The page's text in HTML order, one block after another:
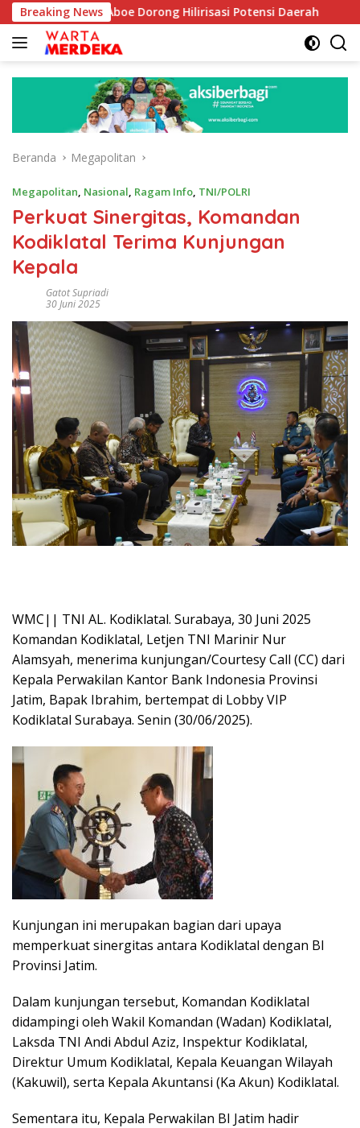
Langsung
ke
konten
Breaking News
Aboe Dorong Hilirisasi Potensi Daerah DPR
Beranda Megapolitan
Megapolitan, Nasional, Ragam Info, TNI/POLRI
Perkuat Sinergitas, Komandan
Kodiklatal Terima Kunjungan
Kepala
Gatot Supriadi
30 Juni 2025
WMC|| TNI AL. Kodiklatal. Surabaya, 30 Juni 2025
Komandan Kodiklatal, Letjen TNI Marinir Nur
Alamsyah, menerima kunjungan/Courtesy Call (CC) dari
Kepala Perwakilan Kantor Bank Indonesia Provinsi
Jatim, Bapak Ibrahim, bertempat di Lobby VIP
Kodiklatal Surabaya. Senin (30/06/2025).
Kunjungan ini merupakan bagian dari upaya
memperkuat sinergitas antara Kodiklatal dengan BI
Provinsi Jatim.
Dalam kunjungan tersebut, Komandan Kodiklatal
didampingi oleh Wakil Komandan (Wadan) Kodiklatal,
Laksda TNI Andi Abdul Aziz, Inspektur Kodiklatal,
Direktur Umum Kodiklatal, Kepala Keuangan Wilayah
(Kakuwil), serta Kepala Akuntansi (Ka Akun) Kodiklatal.
Sementara itu, Kepala Perwakilan BI Jatim hadir